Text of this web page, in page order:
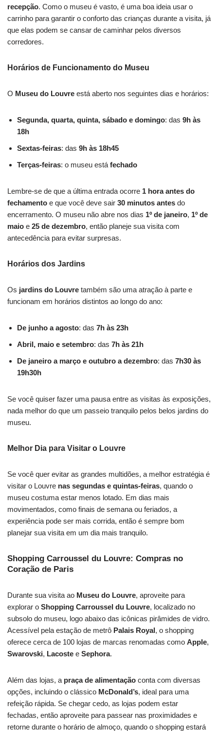
recepção. Como o museu é vasto, é uma boa ideia usar o
carrinho para garantir o conforto das crianças durante a visita, já
que elas podem se cansar de caminhar pelos diversos
corredores.
Horários de Funcionamento do Museu
O Museu do Louvre está aberto nos seguintes dias e horários:
Segunda, quarta, quinta, sábado e domingo: das 9h às
18h
Sextas-feiras: das 9h às 18h45
Terças-feiras: o museu está fechado
Lembre-se de que a última entrada ocorre 1 hora antes do
fechamento e que você deve sair 30 minutos antes do
encerramento. O museu não abre nos dias 1º de janeiro, 1º de
maio e 25 de dezembro, então planeje sua visita com
antecedência para evitar surpresas.
Horários dos Jardins
Os jardins do Louvre também são uma atração à parte e
funcionam em horários distintos ao longo do ano:
De junho a agosto: das 7h às 23h
Abril, maio e setembro: das 7h às 21h
De janeiro a março e outubro a dezembro: das 7h30 às
19h30h
Se você quiser fazer uma pausa entre as visitas às exposições,
nada melhor do que um passeio tranquilo pelos belos jardins do
museu.
Melhor Dia para Visitar o Louvre
Se você quer evitar as grandes multidões, a melhor estratégia é
visitar o Louvre nas segundas e quintas-feiras, quando o
museu costuma estar menos lotado. Em dias mais
movimentados, como finais de semana ou feriados, a
experiência pode ser mais corrida, então é sempre bom
planejar sua visita em um dia mais tranquilo.
Shopping Carroussel du Louvre: Compras no
Coração de Paris
Durante sua visita ao Museu do Louvre, aproveite para
explorar o Shopping Carroussel du Louvre, localizado no
subsolo do museu, logo abaixo das icônicas pirâmides de vidro.
Acessível pela estação de metrô Palais Royal, o shopping
oferece cerca de 100 lojas de marcas renomadas como Apple,
Swarovski, Lacoste e Sephora.
Além das lojas, a praça de alimentação conta com diversas
opções, incluindo o clássico McDonald’s, ideal para uma
refeição rápida. Se chegar cedo, as lojas podem estar
fechadas, então aproveite para passear nas proximidades e
retorne durante o horário de almoço, quando o shopping estará